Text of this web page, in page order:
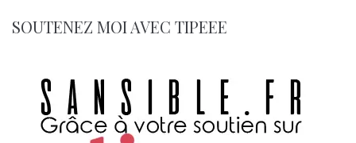
SOUTENEZ MOI AVEC TIPEEE